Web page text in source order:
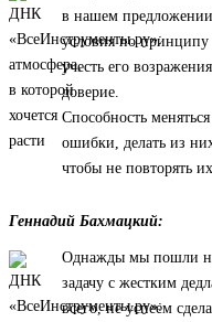
в нашем
условия по принципу
учесть его
доверие.
Способность
ошибки, делать из
чтобы не повторять
Геннадий Бахмацкий:
Однажды мы пошли
задачу с жестким
всего, не успеем